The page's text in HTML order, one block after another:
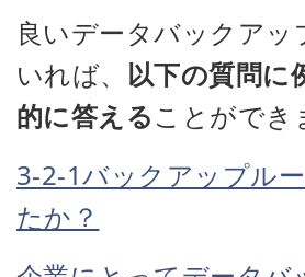
良いデータバックアッ
いれば、 以下の質問に
的に答えることができ
3-2-1バックアップル
たか？